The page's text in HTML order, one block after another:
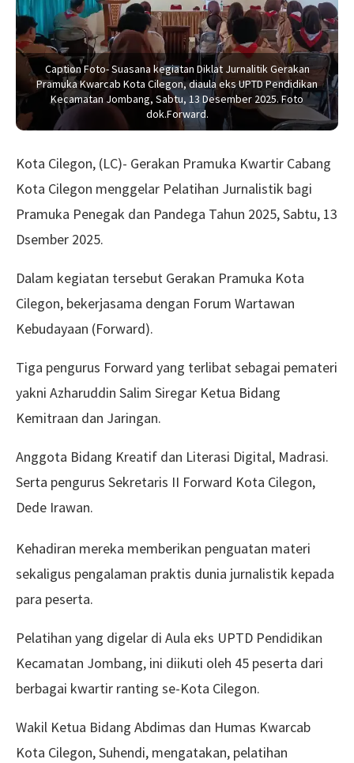
Caption Foto- Suasana kegiatan Diklat Jurnalitik Gerakan
Pramuka Kwarcab Kota Cilegon, diaula eks UPTD Pendidikan
Kecamatan Jombang, Sabtu, 13 Desember 2025. Foto
dok.Forward.
Kota Cilegon, (LC)- Gerakan Pramuka Kwartir Cabang
Kota Cilegon menggelar Pelatihan Jurnalistik bagi
Pramuka Penegak dan Pandega Tahun 2025, Sabtu, 13
Dsember 2025.
Dalam kegiatan tersebut Gerakan Pramuka Kota
Cilegon, bekerjasama dengan Forum Wartawan
Kebudayaan (Forward).
Tiga pengurus Forward yang terlibat sebagai pemateri
yakni Azharuddin Salim Siregar Ketua Bidang
Kemitraan dan Jaringan.
Anggota Bidang Kreatif dan Literasi Digital, Madrasi.
Serta pengurus Sekretaris II Forward Kota Cilegon,
Dede Irawan.
Kehadiran mereka memberikan penguatan materi
sekaligus pengalaman praktis dunia jurnalistik kepada
para peserta.
Pelatihan yang digelar di Aula eks UPTD Pendidikan
Kecamatan Jombang, ini diikuti oleh 45 peserta dari
berbagai kwartir ranting se-Kota Cilegon.
Wakil Ketua Bidang Abdimas dan Humas Kwarcab
Kota Cilegon, Suhendi, mengatakan, pelatihan